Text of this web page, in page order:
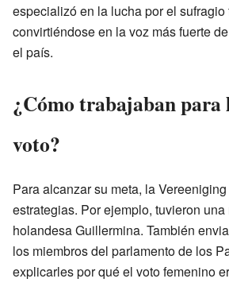
especializó en la lucha por el sufragio
convirtiéndose en la voz más fuerte
el país.
¿Cómo trabajaban para
voto?
Para alcanzar su meta, la
estrategias. Por ejemplo, tuvieron
holandesa Guillermina. También
los miembros del parlamento de los
explicarles por qué el voto femenino